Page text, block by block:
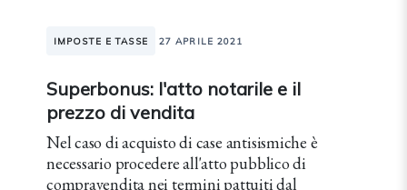
IMPOSTE E TASSE 27 APRILE 2021
Superbonus: l'atto notarile e il
prezzo di vendita
Nel caso di acquisto di case antisismiche è
necessario procedere all'atto pubblico di
compravendita nei termini pattuiti dal